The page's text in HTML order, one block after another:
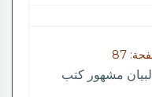
مشهور كتب